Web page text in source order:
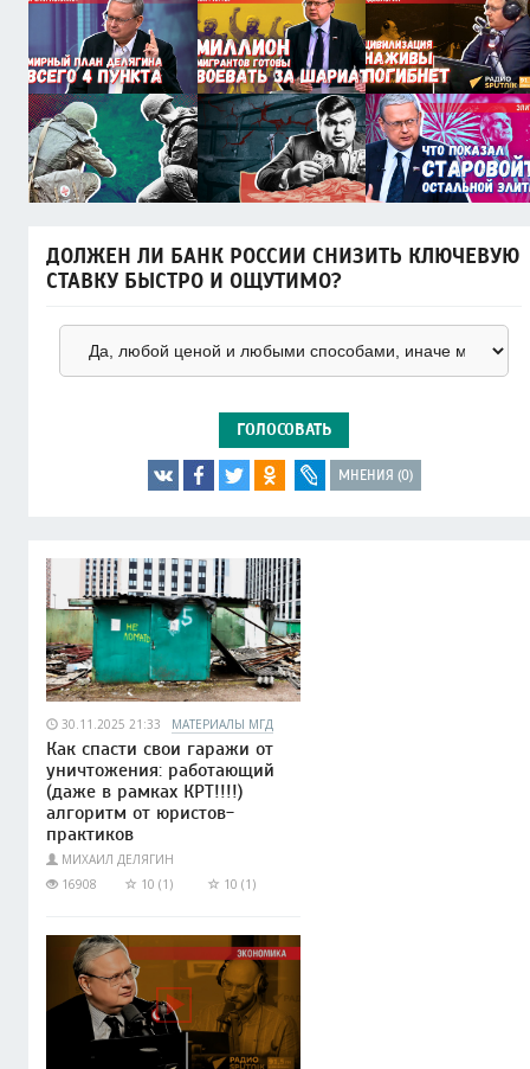
ДОЛЖЕН ЛИ БАНК РОССИИ СНИЗИТЬ КЛЮЧЕВУЮ
СТАВКУ БЫСТРО И ОЩУТИМО?
ГОЛОСОВАТЬ
МНЕНИЯ (0)
30.11.2025 21:33 МАТЕРИАЛЫ МГД
Как спасти свои гаражи от
уничтожения: работающий
(даже в рамках КРТ!!!!)
алгоритм от юристов-
практиков
МИХАИЛ ДЕЛЯГИН
16908
10 (1) 10 (1)